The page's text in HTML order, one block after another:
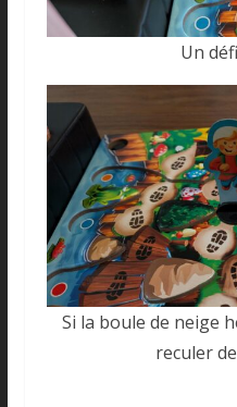
Un
Si la boule de neige
reculer